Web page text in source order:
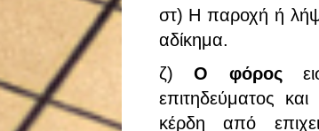
στ) Η παροχή ή
αδίκημα.
ζ) Ο φόρος
επιτηδεύματος
κέρδη από